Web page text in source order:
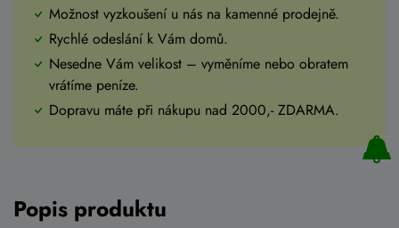
Možnost vyzkoušení u nás na kamenné prodejně.
Rychlé odeslání k Vám domů.
Nesedne Vám velikost – vyměníme nebo obratem
vrátíme peníze.
Dopravu máte při nákupu nad 2000,- ZDARMA.
Popis produktu